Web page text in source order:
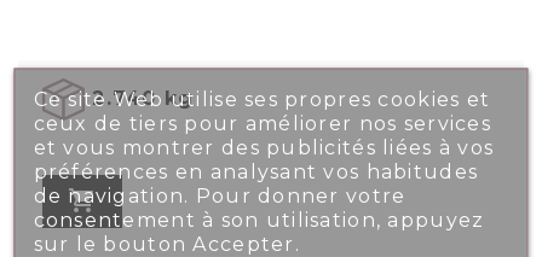
2.740 kg

Ce site Web utilise ses propres cookies et
ceux de tiers pour améliorer nos services
et vous montrer des publicités liées à vos
préférences en analysant vos habitudes
de navigation. Pour donner votre
consentement à son utilisation, appuyez
sur le bouton Accepter.